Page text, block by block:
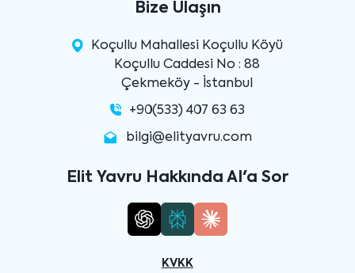
Bize Ulaşın
Koçullu Mahallesi Koçullu Köyü
Koçullu Caddesi No : 88
Çekmeköy - İstanbul
+90(533) 407 63 63
bilgi@elityavru.com
Elit Yavru Hakkında AI'a Sor
KVKK